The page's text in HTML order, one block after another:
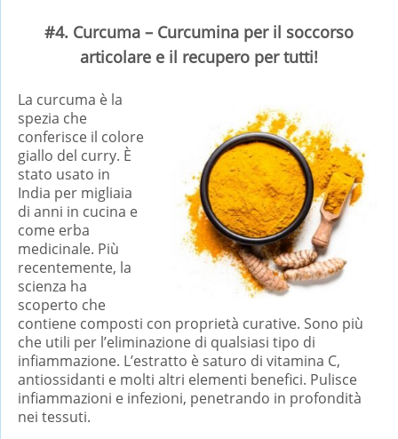
#4. Curcuma – Curcumina per il soccorso
articolare e il recupero per tutti!
La curcuma è la
spezia che
conferisce il colore
giallo del curry. È
stato usato in
India per migliaia
di anni in cucina e
come erba
medicinale. Più
recentemente, la
scienza ha
scoperto che
contiene composti con proprietà curative. Sono più
che utili per l’eliminazione di qualsiasi tipo di
infiammazione. L’estratto è saturo di vitamina C,
antiossidanti e molti altri elementi benefici. Pulisce
infiammazioni e infezioni, penetrando in profondità
nei tessuti.